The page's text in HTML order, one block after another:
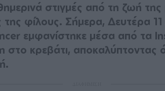
στιγμές από τη ζωή της
της φίλους. Σήμερα, Δευτέρα
εμφανίστηκε μέσα από τα
στο κρεβάτι, αποκαλύπτοντας